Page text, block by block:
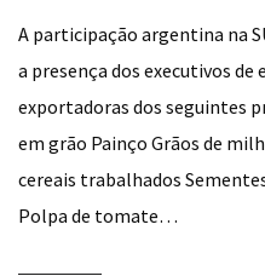
A participação argentina na
a presença dos executivos
exportadoras dos seguintes
em grão Painço Grãos de
cereais trabalhados
Polpa de tomate…